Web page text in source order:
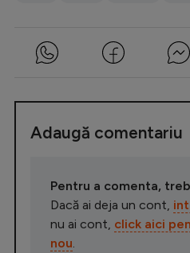
Adaugă comentariu
Pentru a comenta,
Dacă ai deja un cont,
nu ai cont, click aici
nou.